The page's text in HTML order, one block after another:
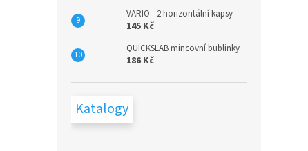
VARIO - 2 horizontální kapsy
145 Kč
QUICKSLAB mincovní bublinky
186 Kč
Katalogy